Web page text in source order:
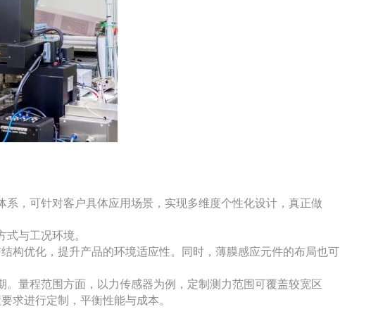
，可针对客户具体应用场景，实现多维度个性化设计，真正做
与工况环境。
构优化，提升产品的环境适应性。同时，薄膜感应元件的布局也可
量程范围方面，以力传感器为例，定制测力范围可覆盖较宽区
求进行定制，平衡性能与成本。